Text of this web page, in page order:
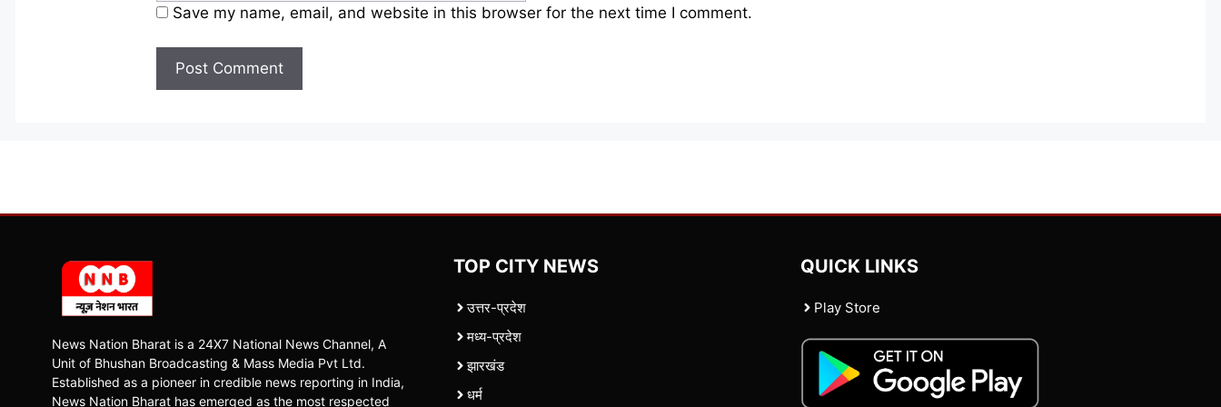
Save my name, email, and website in this browser for the next time I comment.
News Nation Bharat is a 24X7 National News Channel, A
Unit of Bhushan Broadcasting & Mass Media Pvt Ltd.
Established as a pioneer in credible news reporting in India,
News Nation Bharat has emerged as the most respected
TOP CITY NEWS
उत्तर-प्रदेश
मध्य-प्रदेश
झारखंड
धर्म
QUICK LINKS
Play Store